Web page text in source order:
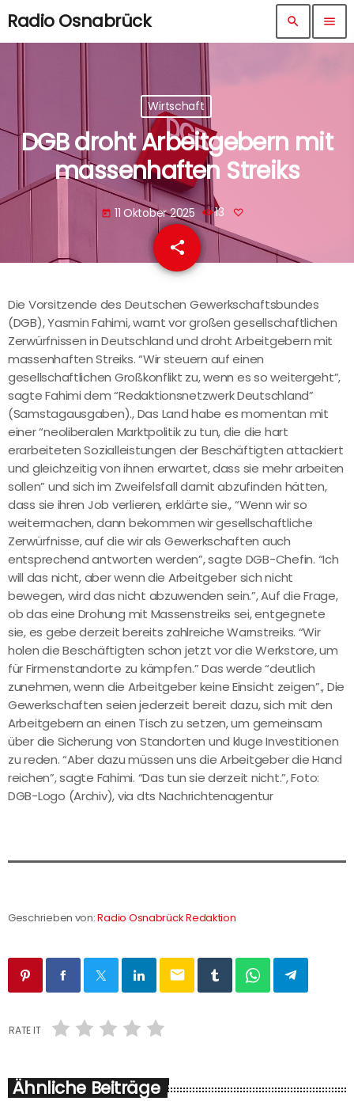
Radio Osnabrück search menu
Wirtschaft
DGB droht Arbeitgebern mit
massenhaften Streiks
today 11 Oktober 2025 13
share
email
Die Vorsitzende des Deutschen Gewerkschaftsbundes
(DGB), Yasmin Fahimi, warnt vor großen gesellschaftlichen
Zerwürfnissen in Deutschland und droht Arbeitgebern mit
massenhaften Streiks. “Wir steuern auf einen
gesellschaftlichen Großkonflikt zu, wenn es so weitergeht”,
sagte Fahimi dem “Redaktionsnetzwerk Deutschland”
(Samstagausgaben)., Das Land habe es momentan mit
einer “neoliberalen Marktpolitik zu tun, die die hart
erarbeiteten Sozialleistungen der Beschäftigten attackiert
und gleichzeitig von ihnen erwartet, dass sie mehr arbeiten
sollen” und sich im Zweifelsfall damit abzufinden hätten,
dass sie ihren Job verlieren, erklärte sie., “Wenn wir so
weitermachen, dann bekommen wir gesellschaftliche
Zerwürfnisse, auf die wir als Gewerkschaften auch
entsprechend antworten werden”, sagte DGB-Chefin. “Ich
will das nicht, aber wenn die Arbeitgeber sich nicht
bewegen, wird das nicht abzuwenden sein.”, Auf die Frage,
ob das eine Drohung mit Massenstreiks sei, entgegnete
sie, es gebe derzeit bereits zahlreiche Warnstreiks. “Wir
holen die Beschäftigten schon jetzt vor die Werkstore, um
für Firmenstandorte zu kämpfen.” Das werde “deutlich
zunehmen, wenn die Arbeitgeber keine Einsicht zeigen”., Die
Gewerkschaften seien jederzeit bereit dazu, sich mit den
Arbeitgebern an einen Tisch zu setzen, um gemeinsam
über die Sicherung von Standorten und kluge Investitionen
zu reden. “Aber dazu müssen uns die Arbeitgeber die Hand
reichen”, sagte Fahimi. “Das tun sie derzeit nicht.”, Foto:
DGB-Logo (Archiv), via dts Nachrichtenagentur
Geschrieben von:Radio Osnabrück Redaktion
email
RATE IT
Ähnliche Beiträge